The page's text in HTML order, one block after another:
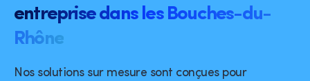
entreprise dans les Bouches-du-
Rhône
Nos solutions sur mesure sont conçues pour